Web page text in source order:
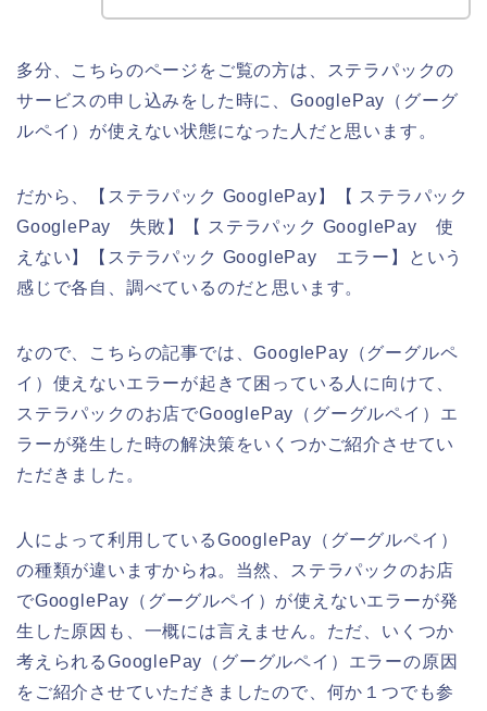
多分、こちらのページをご覧の方は、ステラパックの
サービスの申し込みをした時に、GooglePay（グーグ
ルペイ）が使えない状態になった人だと思います。
だから、【ステラパック GooglePay】【 ステラパック
GooglePay 失敗】【 ステラパック GooglePay 使
えない】【ステラパック GooglePay エラー】という
感じで各自、調べているのだと思います。
なので、こちらの記事では、GooglePay（グーグルペ
イ）使えないエラーが起きて困っている人に向けて、
ステラパックのお店でGooglePay（グーグルペイ）エ
ラーが発生した時の解決策をいくつかご紹介させてい
ただきました。
人によって利用しているGooglePay（グーグルペイ）
の種類が違いますからね。当然、ステラパックのお店
でGooglePay（グーグルペイ）が使えないエラーが発
生した原因も、一概には言えません。ただ、いくつか
考えられるGooglePay（グーグルペイ）エラーの原因
をご紹介させていただきましたので、何か１つでも参